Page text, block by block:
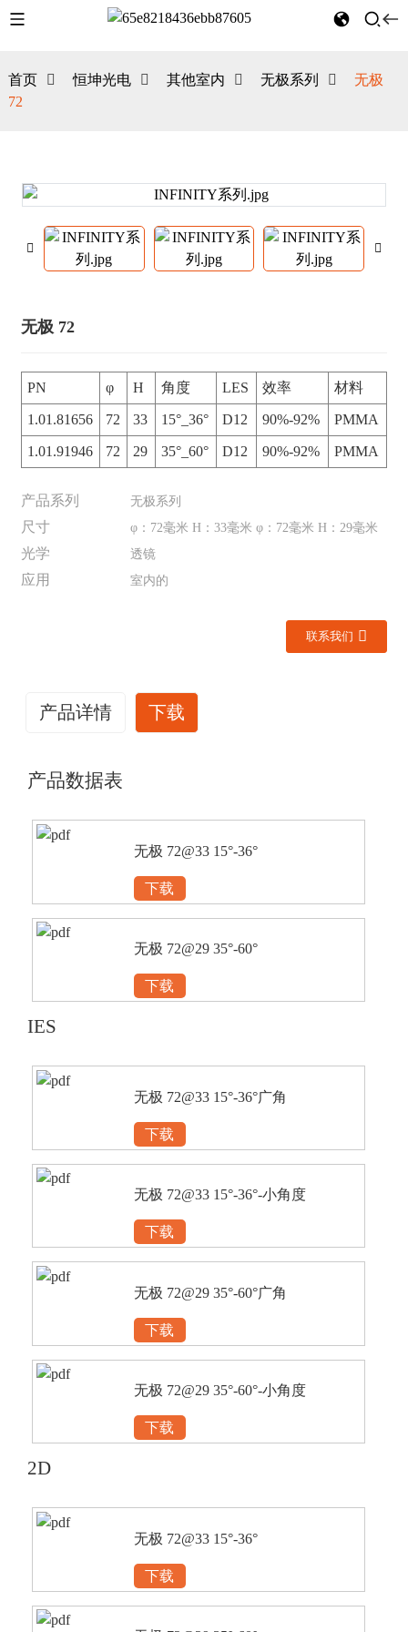
首页 恒坤光电 其他室内 无极系列
无极
72
无极 72
PN φ H 角度 LES 效率 材料
1.01.81656 72 33 15°_36° D12 90%-92% PMMA
1.01.91946 72 29 35°_60° D12 90%-92% PMMA
产品系列 无极系列
尺寸 φ：72毫米 H：33毫米 φ：72毫米 H：29毫米
光学 透镜
应用 室内的
联系我们
产品详情 下载
产品数据表
无极 72@33 15°-36°
下载
无极 72@29 35°-60°
下载
IES
无极 72@33 15°-36°广角
下载
无极 72@33 15°-36°-小角度
下载
无极 72@29 35°-60°广角
下载
无极 72@29 35°-60°-小角度
下载
2D
无极 72@33 15°-36°
下载